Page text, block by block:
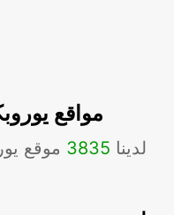
مواقع
لدينا 3835 موقع